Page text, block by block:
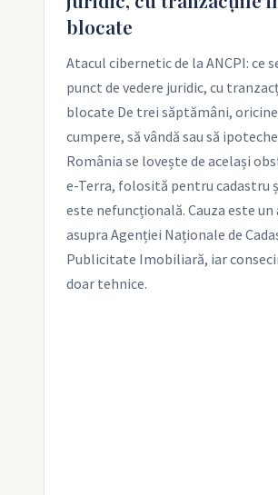
blocate
Atacul cibernetic de la ANCPI: ce
punct de vedere juridic, cu
blocate De trei săptămâni, oricine
cumpere, să vândă sau să
România se lovește de același
e-Terra, folosită pentru cadastru
este nefuncțională. Cauza este
asupra Agenției Naționale de
Publicitate Imobiliară, iar
doar tehnice.